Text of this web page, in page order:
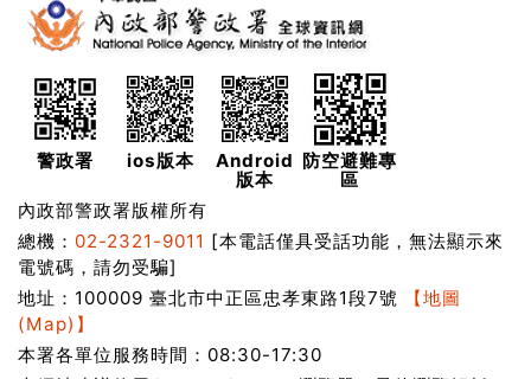
警政署 ios版本
Android
版本
防空避難專
區
內政部警政署版權所有
總機： 02-2321-9011 [本電話僅具受話功能，無法顯示來
電號碼，請勿受騙]
地址：100009 臺北市中正區忠孝東路1段7號
【地圖
(Map)】
本署各單位服務時間：08:30-17:30